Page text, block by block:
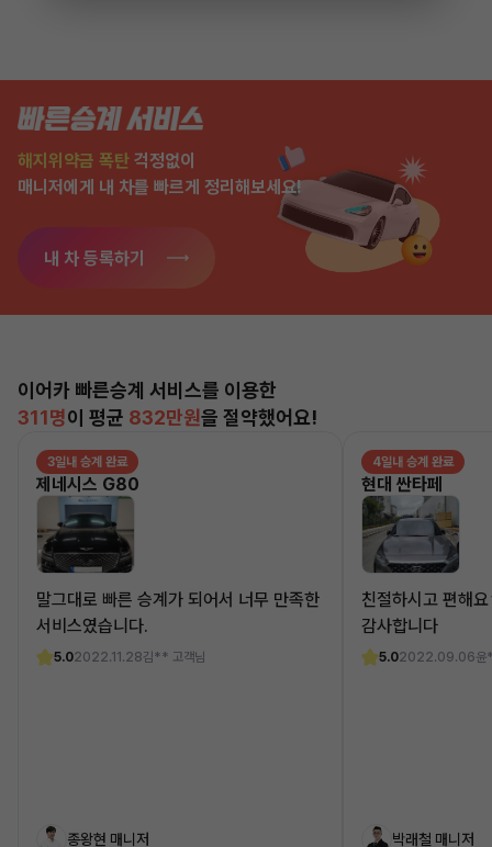
해지위약금 폭탄 걱정없이
매니저에게 내 차를 빠르게 정리해보세요!
내 차 등록하기
이어카 빠른승계 서비스를 이용한
311명이 평균 832만원을 절약했어요!
3일내 승계 완료
제네시스 G80
말그대로 빠른 승계가 되어서 너무 만족한
서비스였습니다.
5.02022.11.28김** 고객님
종왕현 매니저
4일내 승계 완료
현대 싼타페
친절하시고 편해
감사합니다
5.02022.09.06윤
박래철 매니저